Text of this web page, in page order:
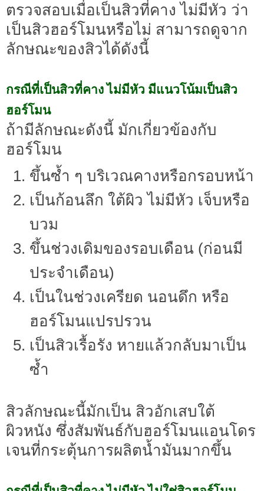
ตรวจสอบเมื่อเป็นสิวที่คาง ไม่มีหัว ว่า
เป็นสิวฮอร์โมนหรือไม่ สามารถดูจาก
ลักษณะของสิวได้ดังนี้
กรณีที่เป็นสิวที่คาง ไม่มีหัว มีแนวโน้มเป็นสิว
ฮอร์โมน
ถ้ามีลักษณะดังนี้ มักเกี่ยวข้องกับ
ฮอร์โมน
ขึ้นซ้ำ ๆ บริเวณคางหรือกรอบหน้า
เป็นก้อนลึก ใต้ผิว ไม่มีหัว เจ็บหรือ
บวม
ขึ้นช่วงเดิมของรอบเดือน (ก่อนมี
ประจำเดือน)
เป็นในช่วงเครียด นอนดึก หรือ
ฮอร์โมนแปรปรวน
เป็นสิวเรื้อรัง หายแล้วกลับมาเป็น
ซ้ำ
สิวลักษณะนี้มักเป็น สิวอักเสบใต้
ผิวหนัง ซึ่งสัมพันธ์กับฮอร์โมนแอนโดร
เจนที่กระตุ้นการผลิตน้ำมันมากขึ้น